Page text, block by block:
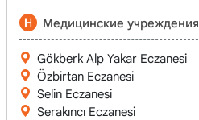
Медицинские учреждения
Gökberk Alp Yakar Eczanesi
Özbirtan Eczanesi
Selin Eczanesi
Serakıncı Eczanesi